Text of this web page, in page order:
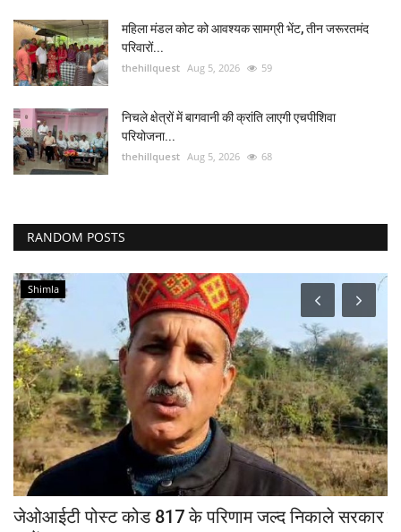
महिला मंडल कोट को आवश्यक सामग्री भेंट, तीन जरूरतमंद
परिवारों...
thehillquest Aug 5, 2026 59
निचले क्षेत्रों में बागवानी की क्रांति लाएगी एचपीशिवा
परियोजना...
thehillquest Aug 5, 2026 68
RANDOM POSTS
Shimla
जेओआईटी पोस्ट कोड 817 के परिणाम जल्द निकाले सरकार